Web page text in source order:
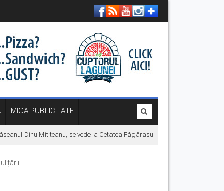
MICA PUBLICITATE
Dinu Mititeanu, se vede la Cetatea Făgărașului, înainte de premiera în
țării